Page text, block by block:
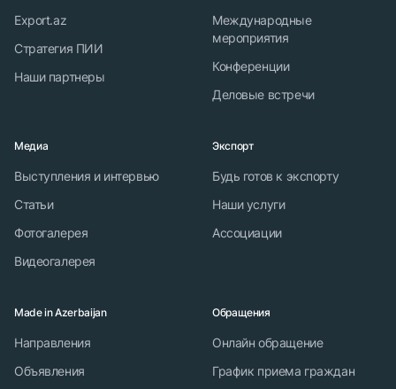
Export.az
Стратегия ПИИ
Наши партнеры
Международные
мероприятия
Конференции
Деловые встречи
Медиа
Выступления и интервью
Статьи
Фотогалерея
Видеогалерея
Экспорт
Будь готов к экспорту
Наши услуги
Ассоциации
Made in Azerbaijan
Направления
Объявления
Обращения
Онлайн обращение
График приема граждан